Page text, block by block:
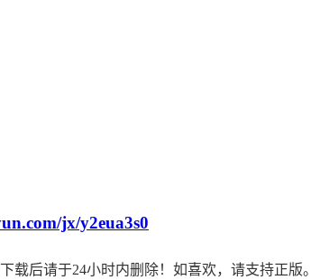
jx/y2eua3s0
后请于24小时内删除！如喜欢，请支持正版。